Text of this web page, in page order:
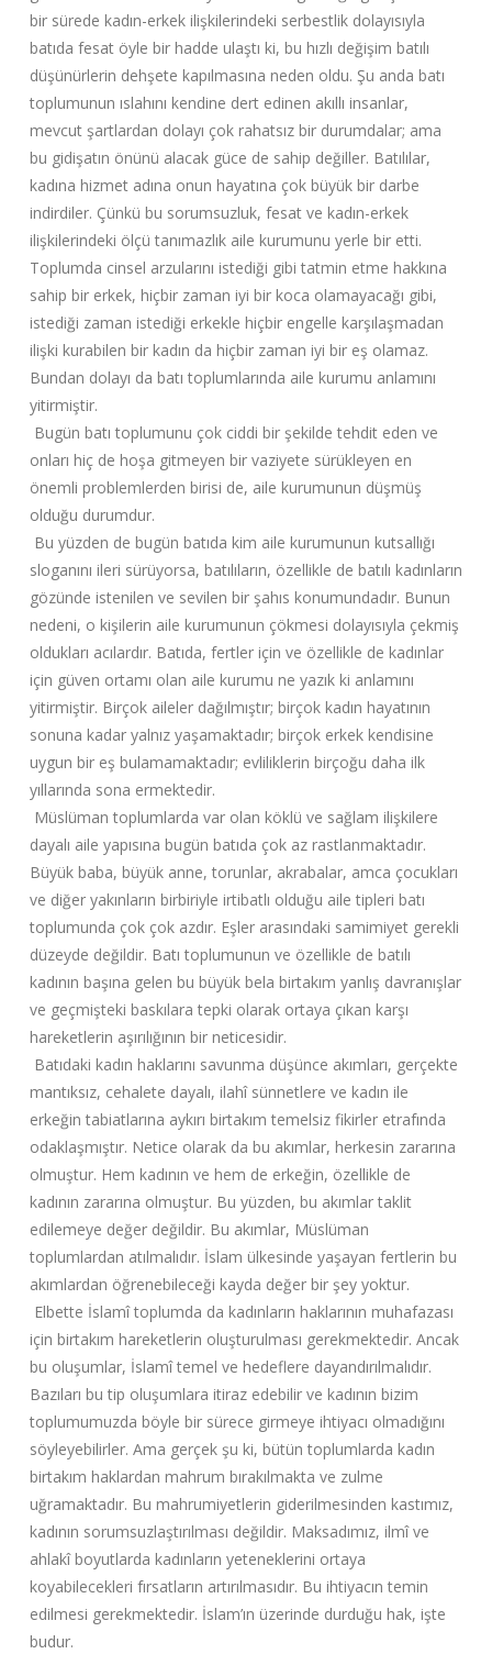
bir sürede kadın-erkek ilişkilerindeki serbestlik dolayısıyla
batıda fesat öyle bir hadde ulaştı ki, bu hızlı değişim batılı
düşünürlerin dehşete kapılmasına neden oldu. Şu anda batı
toplumunun ıslahını kendine dert edinen akıllı insanlar,
mevcut şartlardan dolayı çok rahatsız bir durumdalar; ama
bu gidişatın önünü alacak güce de sahip değiller. Batılılar,
kadına hizmet adına onun hayatına çok büyük bir darbe
indirdiler. Çünkü bu sorumsuzluk, fesat ve kadın-erkek
ilişkilerindeki ölçü tanımazlık aile kurumunu yerle bir etti.
Toplumda cinsel arzularını istediği gibi tatmin etme hakkına
sahip bir erkek, hiçbir zaman iyi bir koca olamayacağı gibi,
istediği zaman istediği erkekle hiçbir engelle karşılaşmadan
ilişki kurabilen bir kadın da hiçbir zaman iyi bir eş olamaz.
Bundan dolayı da batı toplumlarında aile kurumu anlamını
yitirmiştir.
Bugün batı toplumunu çok ciddi bir şekilde tehdit eden ve
onları hiç de hoşa gitmeyen bir vaziyete sürükleyen en
önemli problemlerden birisi de, aile kurumunun düşmüş
olduğu durumdur.
Bu yüzden de bugün batıda kim aile kurumunun kutsallığı
sloganını ileri sürüyorsa, batılıların, özellikle de batılı kadınların
gözünde istenilen ve sevilen bir şahıs konumundadır. Bunun
nedeni, o kişilerin aile kurumunun çökmesi dolayısıyla çekmiş
oldukları acılardır. Batıda, fertler için ve özellikle de kadınlar
için güven ortamı olan aile kurumu ne yazık ki anlamını
yitirmiştir. Birçok aileler dağılmıştır; birçok kadın hayatının
sonuna kadar yalnız yaşamaktadır; birçok erkek kendisine
uygun bir eş bulamamaktadır; evliliklerin birçoğu daha ilk
yıllarında sona ermektedir.
Müslüman toplumlarda var olan köklü ve sağlam ilişkilere
dayalı aile yapısına bugün batıda çok az rastlanmaktadır.
Büyük baba, büyük anne, torunlar, akrabalar, amca çocukları
ve diğer yakınların birbiriyle irtibatlı olduğu aile tipleri batı
toplumunda çok çok azdır. Eşler arasındaki samimiyet gerekli
düzeyde değildir. Batı toplumunun ve özellikle de batılı
kadının başına gelen bu büyük bela birtakım yanlış davranışlar
ve geçmişteki baskılara tepki olarak ortaya çıkan karşı
hareketlerin aşırılığının bir neticesidir.
Batıdaki kadın haklarını savunma düşünce akımları, gerçekte
mantıksız, cehalete dayalı, ilahî sünnetlere ve kadın ile
erkeğin tabiatlarına aykırı birtakım temelsiz fikirler etrafında
odaklaşmıştır. Netice olarak da bu akımlar, herkesin zararına
olmuştur. Hem kadının ve hem de erkeğin, özellikle de
kadının zararına olmuştur. Bu yüzden, bu akımlar taklit
edilemeye değer değildir. Bu akımlar, Müslüman
toplumlardan atılmalıdır. İslam ülkesinde yaşayan fertlerin bu
akımlardan öğrenebileceği kayda değer bir şey yoktur.
Elbette İslamî toplumda da kadınların haklarının muhafazası
için birtakım hareketlerin oluşturulması gerekmektedir. Ancak
bu oluşumlar, İslamî temel ve hedeflere dayandırılmalıdır.
Bazıları bu tip oluşumlara itiraz edebilir ve kadının bizim
toplumumuzda böyle bir sürece girmeye ihtiyacı olmadığını
söyleyebilirler. Ama gerçek şu ki, bütün toplumlarda kadın
birtakım haklardan mahrum bırakılmakta ve zulme
uğramaktadır. Bu mahrumiyetlerin giderilmesinden kastımız,
kadının sorumsuzlaştırılması değildir. Maksadımız, ilmî ve
ahlakî boyutlarda kadınların yeteneklerini ortaya
koyabilecekleri fırsatların artırılmasıdır. Bu ihtiyacın temin
edilmesi gerekmektedir. İslam’ın üzerinde durduğu hak, işte
budur.